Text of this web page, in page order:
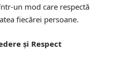
un mod care respectă
fiecărei persoane.
și Respect